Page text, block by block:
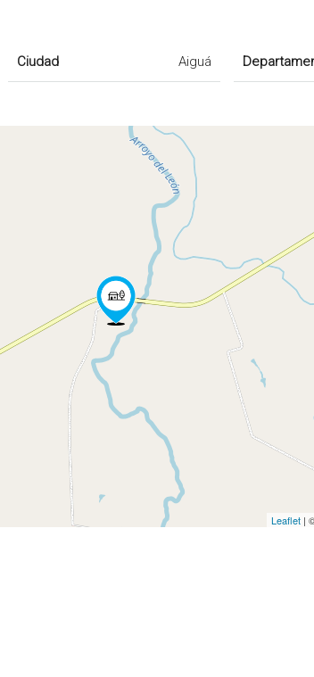
Ciudad Aiguá
Leaflet |